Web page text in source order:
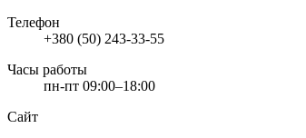
Телефон
+380 (50) 243-33-55
Часы работы
пн-пт 09:00–18:00
Сайт